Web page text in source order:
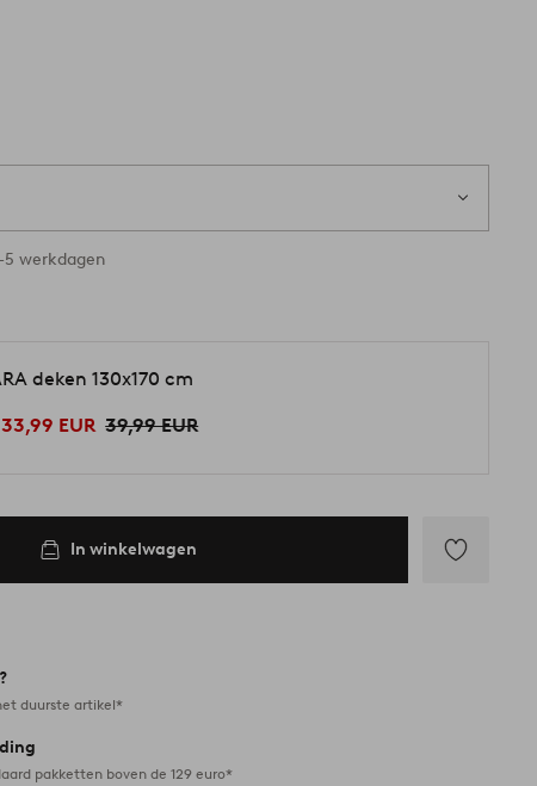
werkdagen
deken 130x170 cm
33,99 EUR 39,99 EUR
In winkelwagen
duurste artikel*
pakketten boven de 129 euro*